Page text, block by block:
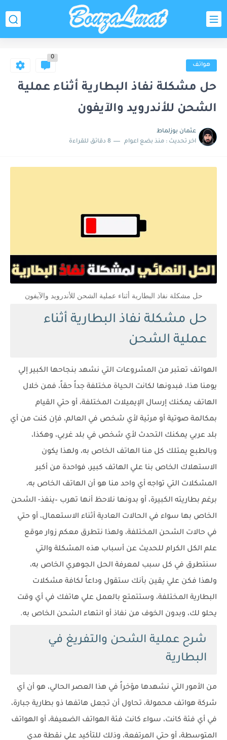
هواتف
0
حل مشكلة نفاذ البطارية أثناء عملية
الشحن للأندرويد والآيفون
عثمان بوزلماط
اخر تحديث : منذ بضع اعوام 8 دقائق للقراءة
حل مشكلة نفاذ البطارية أثناء عملية الشحن للأندرويد والآيفون
حل مشكلة نفاذ البطارية أثناء
عملية الشحن
الهواتف تعتبر من المشروعات التي نشهد بنجاحها الكبير إلي
يومنا هذا، فبدونها لكانت الحياة مختلفة جداً حقاً، فمن خلال
الهاتف يمكنك إرسال الإيميلات المختلفة، أو حتي القيام
بمكالمة صوتية أو مرئية لأي شخص في العالم، فإن كنت من أي
بلد عربي يمكنك التحدث لأي شخص في بلد غربي، وهكذا،
وبالطبع يمتلك كل منا الهاتف الخاص به، ولهذا يكون
الاستهلاك الخاص بنا علي الهاتف كبير، فواحدة من أكبر
المشكلات التي تواجه أي واحد منا هو أن الهاتف الخاص به،
برغم بطاريته الكبيرة، أو بدونها نلاحظ أنها تهرب –ينفذ- الشحن
الخاص بها سواء في الحالات العادية أثناء الاستعمال، أو حتي
في حالات الشحن المختلفة، ولهذا نتطرق معكم زوار موقع
علم الكل الكرام للحديث عن أسباب هذه المشكلة والتي
سنتطرق في كل سبب لمعرفة الحل الجوهري الخاص به،
ولهذا فكن علي يقين بأنك ستقول وداعاً لكافة مشكلات
البطارية المختلفة، وستتمتع بالعمل علي هاتفك في أي وقت
يحلو لك، وبدون الخوف من نفاذ أو انتهاء الشحن الخاص به.
شرح عملية الشحن والتفريغ في
البطارية
من الأمور التي نشهدها مؤخراً في هذا العصر الحالي، هو أن أي
شركة هواتف محمولة، تحاول أن تجعل هاتفها ذو بطارية جبارة،
في أي فئة كانت، سواء كانت فئة الهواتف الضعيفة، أو الهواتف
المتوسطة، أو حتي المرتفعة، وذلك للتأكيد علي نقطة مدي